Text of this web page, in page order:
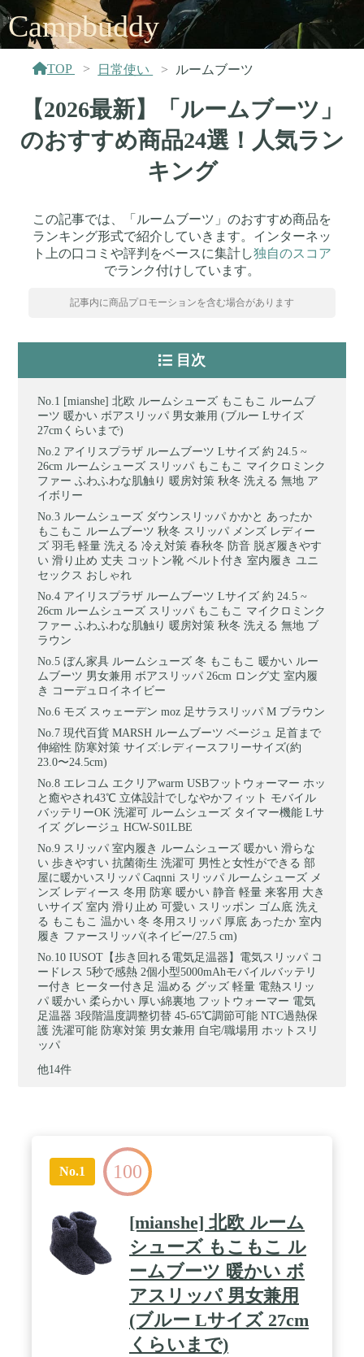
Campbuddy
TOP 日常使い ルームブーツ
【2026最新】「ルームブーツ」
のおすすめ商品24選！人気ラン
キング
この記事では、「ルームブーツ」のおすすめ商品を
ランキング形式で紹介していきます。インターネッ
ト上の口コミや評判をベースに集計し独自のスコア
でランク付けしています。
記事内に商品プロモーションを含む場合があります
目次
[mianshe] 北欧 ルームシューズ もこもこ ルームブ
ーツ 暖かい ボアスリッパ 男女兼用 (ブルー Lサイズ
27cmくらいまで)
アイリスプラザ ルームブーツ Lサイズ 約 24.5 ~
26cm ルームシューズ スリッパ もこもこ マイクロミンク
ファー ふわふわな肌触り 暖房対策 秋冬 洗える 無地 ア
イボリー
ルームシューズ ダウンスリッパ かかと あったか
もこもこ ルームブーツ 秋冬 スリッパ メンズ レディー
ズ 羽毛 軽量 洗える 冷え対策 春秋冬 防音 脱ぎ履きやす
い 滑り止め 丈夫 コットン靴 ベルト付き 室内履き ユニ
セックス おしゃれ
アイリスプラザ ルームブーツ Lサイズ 約 24.5 ~
26cm ルームシューズ スリッパ もこもこ マイクロミンク
ファー ふわふわな肌触り 暖房対策 秋冬 洗える 無地 ブ
ラウン
ぼん家具 ルームシューズ 冬 もこもこ 暖かい ルー
ムブーツ 男女兼用 ボアスリッパ 26cm ロング丈 室内履
き コーデュロイネイビー
モズ スゥェーデン moz 足サラスリッパ M ブラウン
現代百貨 MARSH ルームブーツ ベージュ 足首まで
伸縮性 防寒対策 サイズ:レディースフリーサイズ(約
23.0〜24.5cm)
エレコム エクリアwarm USBフットウォーマー ホッ
と癒やされ43℃ 立体設計でしなやかフィット モバイル
バッテリーOK 洗濯可 ルームシューズ タイマー機能 Lサ
イズ グレージュ HCW-S01LBE
スリッパ 室内履き ルームシューズ 暖かい 滑らな
い 歩きやすい 抗菌衛生 洗濯可 男性と女性ができる 部
屋に暖かいスリッパ Caqnni スリッパ ルームシューズ メ
ンズ レディース 冬用 防寒 暖かい 静音 軽量 来客用 大き
いサイズ 室内 滑り止め 可愛い スリッポン ゴム底 洗え
る もこもこ 温かい 冬 冬用スリッパ 厚底 あったか 室内
履き ファースリッパ(ネイビー/27.5 cm)
IUSOT【歩き回れる電気足温器】電気スリッパ コ
ードレス 5秒で感熱 2個小型5000mAhモバイルバッテリ
ー付き ヒーター付き足 温める グッズ 軽量 電熱スリッ
パ 暖かい 柔らかい 厚い綿裏地 フットウォーマー 電気
足温器 3段階温度調整切替 45-65℃調節可能 NTC過熱保
護 洗濯可能 防寒対策 男女兼用 自宅/職場用 ホットスリ
ッパ
他14件
No.1 100
[mianshe] 北欧 ルーム
シューズ もこもこ ル
ームブーツ 暖かい ボ
アスリッパ 男女兼用
(ブルー Lサイズ 27cm
くらいまで)